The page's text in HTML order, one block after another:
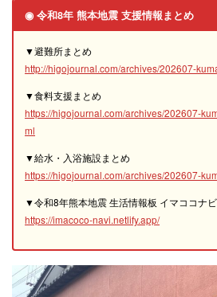
◉ 令和8年 熊本地震 支援情報まとめ
▼避難所まとめ
http://higojournal.com/archives/202607-
▼食料支援まとめ
https://higojournal.com/archives/202607-
ml
▼給水・入浴施設まとめ
https://higojournal.com/archives/202607-
▼令和8年熊本地震 生活情報板 イマココナビ
https://imacoco-navi.netlify.app/